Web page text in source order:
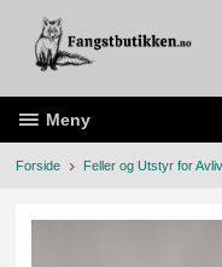
innholdet
Meny
Forside Feller og Utstyr for